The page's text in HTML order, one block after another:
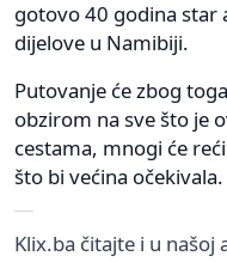
gotovo 40 godina
dijelove u Namibiji.
Putovanje će zbog
obzirom na sve što je
cestama, mnogi će
što bi većina očekivala.
Klix.ba čitajte i u našoj